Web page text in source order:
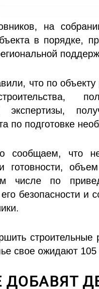
на
в порядке,
что по
экспертизы,
по подготовке
сообщаем, что
готовности,
числе по
безопасности и
свое ожидают
ДОБАВЯТ